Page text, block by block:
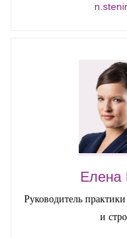
Елена
Руководитель
и